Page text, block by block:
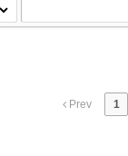
Prev 1